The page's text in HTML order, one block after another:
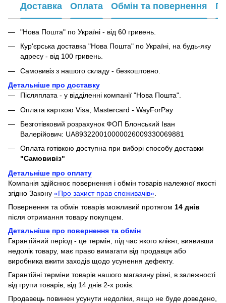
Доставка Оплата Обмін та повернення
"Нова Пошта" по Україні - від 60 гривень.
Кур'єрська доставка "Нова Пошта" по Україні, на будь-яку
адресу - від 100 гривень.
Самовивіз з нашого складу - безкоштовно.
Детальніше про доставку
Післяплата - у відділенні компанії "Нова Пошта".
Оплата карткою Visa, Mastercard - WayForPay
Безготівковий розрахунок ФОП Блонський Іван
Валерійович: UA893220010000026009330069881
Оплата готівкою доступна при виборі способу доставки
"Самовивіз"
Детальніше про оплату
Компанія здійснює повернення і обмін товарів належної якості
згідно Закону «Про захист прав споживачів»
Повернення та обмін товарів можливий протягом 14 днів
після отримання товару покупцем.
Детальніше про повернення та обмін
Гарантійний період - це термін, під час якого клієнт, виявивши
недолік товару, має право вимагати від продавця або
виробника вжити заходів щодо усунення дефекту.
Гарантійні терміни товарів нашого магазину різні, в залежності
від групи товарів, від 14 днів 2-х років.
Продавець повинен усунути недоліки, якщо не буде доведено,